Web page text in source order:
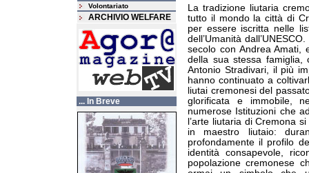
Volontariato
ARCHIVIO WELFARE
... In Breve
La tradizione liutaria
tutto il mondo la città di
per essere iscritta nelle
dell’Umanità
secolo con Andrea
della sua stessa
Antonio Stradivari, il più
hanno continuato a
liutai cremonesi del
glorificata e immobile,
numerose Istituzioni che
l’arte liutaria di Cremona
in maestro liutaio:
profondamente il profilo
identità consapevole,
popolazione cremonese